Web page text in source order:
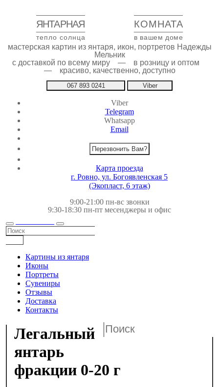
ЯНТАРНАЯ КОМНАТА
тепло солнца в вашем доме
мастерская картин из янтаря, икон, портретов Надежды
Мельник
с доставкой по всему миру — в розницу и оптом
— красиво, качественно, доступно
067 893 0241 Viber
Viber
Telegram
Whatsapp
Email
Перезвонить Вам?
Карта проезда
г. Ровно, ул. Богоявленская 5
(Экопласт, 6 этаж)
9:00-21:00 пн-вс звонки
9:30-18:30 пн-пт месенджеры и офис
Картины из янтаря
Иконы
Портреты
Сувениры
Отзывы
Доставка
Контакты
Легальный
янтарь
фракции 0-20 г